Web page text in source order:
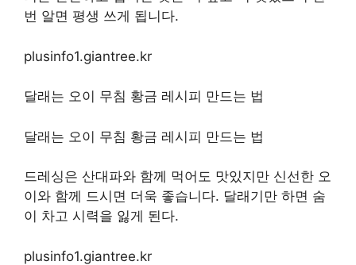
번 알면 평생 쓰게 됩니다.
plusinfo1.giantree.kr
달래는 오이 무침 황금 레시피 만드는 법
달래는 오이 무침 황금 레시피 만드는 법
드레싱은 산대파와 함께 먹어도 맛있지만 신선한 오
이와 함께 드시면 더욱 좋습니다. 달래기만 하면 숨
이 차고 시력을 잃게 된다.
plusinfo1.giantree.kr